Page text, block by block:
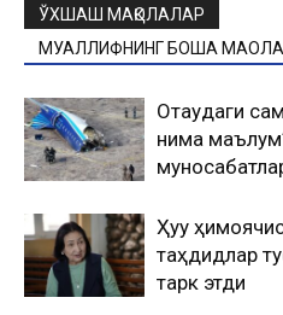
ЎХШАШ МАҚОЛАЛАР
МУАЛЛИФНИНГ БОШҚА
Оқтаудаги
нима
Ҳуқуқ
таҳдидлар
тарк этди